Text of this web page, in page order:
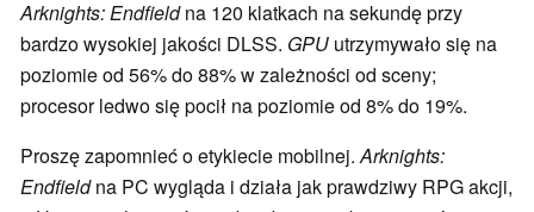
Arknights: Endfieldna 120 klatkach na sekundę przy
bardzo wysokiej jakości DLSS. GPU utrzymywało się na
poziomie od 56% do 88% w zależności od sceny;
procesor ledwo się pocił na poziomie od 8% do 19%.
Proszę zapomnieć o etykiecie mobilnej. Arknights:
Endfieldna PC wygląda i działa jak prawdziwy RPG akcji,